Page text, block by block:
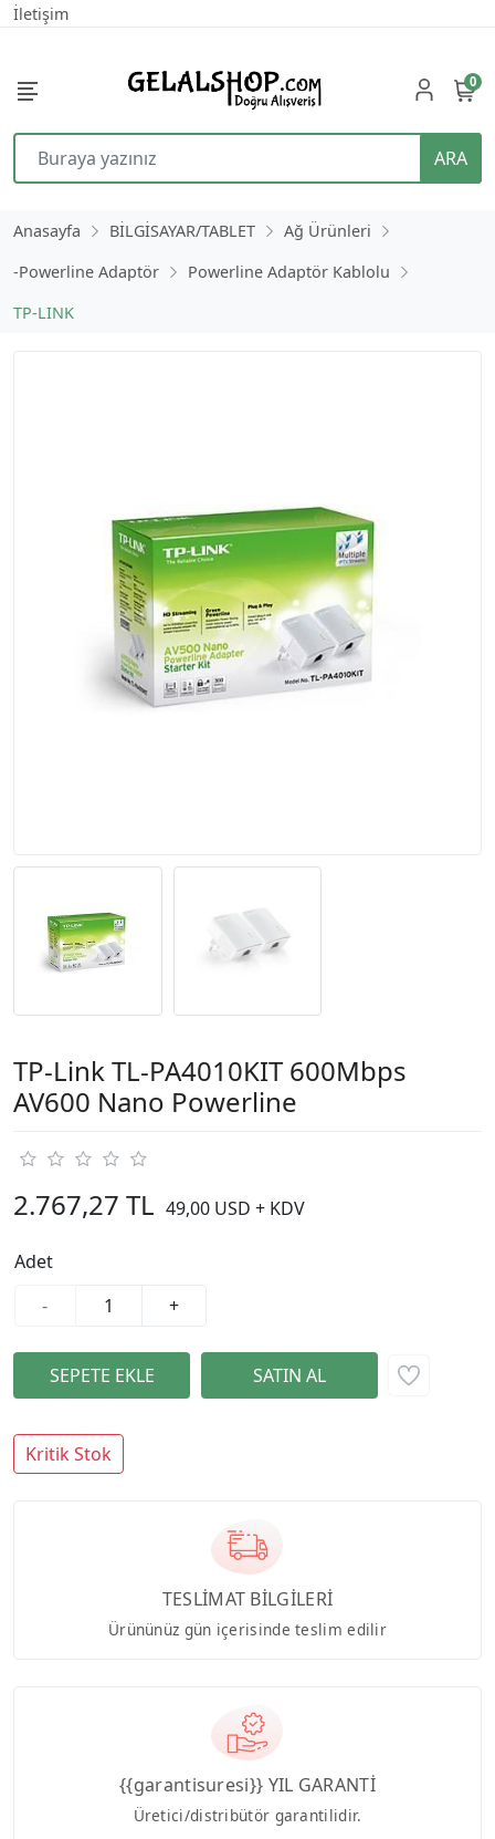
İletişim
ARA
0
Anasayfa BİLGİSAYAR/TABLET
Ağ Ürünleri
-Powerline Adaptör
Powerline Adaptör Kablolu
TP-LINK
TP-Link TL-PA4010KIT 600Mbps
AV600 Nano Powerline
2.767,27 TL 49,00 USD + KDV
Adet
-
+
Kritik Stok
TESLİMAT BİLGİLERİ
Ürününüz gün içerisinde teslim edilir
{{garantisuresi}} YIL GARANTİ
Üretici/distribütör garantilidir.